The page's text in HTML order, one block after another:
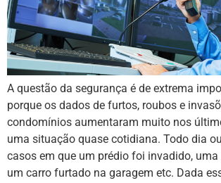
A questão da segurança é de extrema
porque os dados de furtos, roubos e
condomínios aumentaram muito nos
uma situação quase cotidiana. Todo dia
casos em que um prédio foi invadido,
um carro furtado na garagem etc. Dada